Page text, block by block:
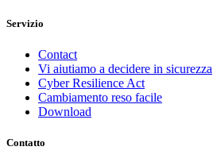
Servizio
Contact
Vi aiutiamo a decidere in sicurezza
Cyber Resilience Act
Cambiamento reso facile
Download
Contatto